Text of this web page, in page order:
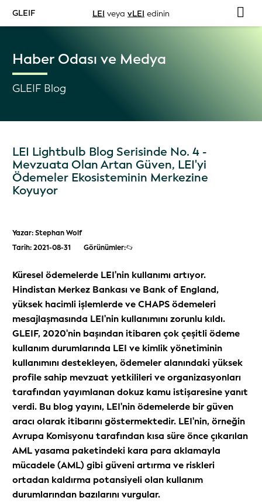
GLEIF LEI veya vLEI edinin
Haber Odası ve Medya
GLEIF Blog
LEI Lightbulb Blog Serisinde No. 4 -
Mevzuata Olan Artan Güven, LEI'yi
Ödemeler Ekosisteminin Merkezine
Koyuyor
Yazar: Stephan Wolf
Tarih: 2021-08-31
Görünümler:
Küresel ödemelerde LEI'nin kullanımı artıyor.
Hindistan Merkez Bankası ve Bank of England,
yüksek hacimli işlemlerde ve CHAPS ödemeleri
mesajlaşmasında LEI'nin kullanımını zorunlu kıldı.
GLEIF, 2020'nin başından itibaren çok çeşitli ödeme
kullanım durumlarında LEI ve kimlik yönetiminin
kullanımını destekleyen, ödemeler alanındaki yüksek
profile sahip mevzuat yetkilileri ve organizasyonları
tarafından yayımlanan dokuz kamu istişaresine yanıt
verdi. Bu blog yayını, LEI'nin ödemelerde bir güven
aracı olarak itibarını göstermektedir. LEI'nin, örneğin
Avrupa Komisyonu tarafından kısa süre önce çıkarılan
AML yasama paketindeki kara para aklamayla
mücadele (AML) gibi güveni artırma ve riskleri
ortadan kaldırma potansiyeli olan kullanım
durumlarından bazılarını vurgular.